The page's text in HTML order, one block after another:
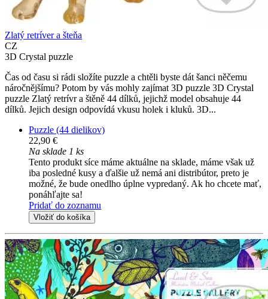
Zlatý retríver a šteňa
CZ
3D Crystal puzzle
Čas od času si rádi složíte puzzle a chtěli byste dát šanci něčemu
náročnějšímu? Potom by vás mohly zajímat 3D puzzle 3D Crystal
puzzle Zlatý retrívr a štěně 44 dílků, jejichž model obsahuje 44
dílků. Jejich design odpovídá vkusu holek i kluků. 3D...
Puzzle (44 dielikov)
22,90 €
Na sklade 1 ks
Tento produkt síce máme aktuálne na sklade, máme však už
iba posledné kusy a ďalšie už nemá ani distribútor, preto je
možné, že bude onedlho úplne vypredaný. Ak ho chcete mať,
ponáhľajte sa!
Pridať do zoznamu
Vložiť do košíka